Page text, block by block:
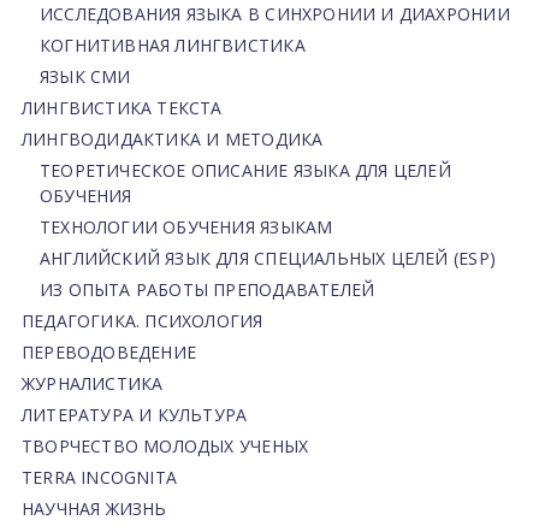
ИССЛЕДОВАНИЯ ЯЗЫКА В СИНХРОНИИ И ДИАХРОНИИ
КОГНИТИВНАЯ ЛИНГВИСТИКА
ЯЗЫК СМИ
ЛИНГВИСТИКА ТЕКСТА
ЛИНГВОДИДАКТИКА И МЕТОДИКА
ТЕОРЕТИЧЕСКОЕ ОПИСАНИЕ ЯЗЫКА ДЛЯ ЦЕЛЕЙ
ОБУЧЕНИЯ
ТЕХНОЛОГИИ ОБУЧЕНИЯ ЯЗЫКАМ
АНГЛИЙСКИЙ ЯЗЫК ДЛЯ СПЕЦИАЛЬНЫХ ЦЕЛЕЙ (ESP)
ИЗ ОПЫТА РАБОТЫ ПРЕПОДАВАТЕЛЕЙ
ПЕДАГОГИКА. ПСИХОЛОГИЯ
ПЕРЕВОДОВЕДЕНИЕ
ЖУРНАЛИСТИКА
ЛИТЕРАТУРА И КУЛЬТУРА
ТВОРЧЕСТВО МОЛОДЫХ УЧЕНЫХ
TERRA INCOGNITA
НАУЧНАЯ ЖИЗНЬ